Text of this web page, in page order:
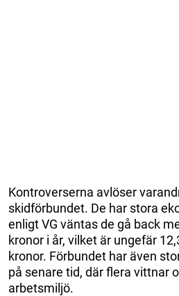
Kontroverserna avlöser
skidförbundet. De har stora
enligt VG väntas de gå back
kronor i år, vilket är ungefär
kronor. Förbundet har även
på senare tid, där flera vittnar
arbetsmiljö.